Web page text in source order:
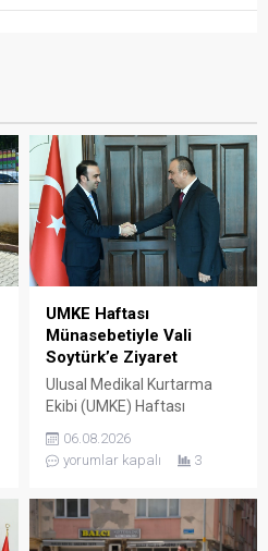
UMKE Haftası
Münasebetiyle Vali
Soytürk’e Ziyaret
Ulusal Medikal Kurtarma
Ekibi (UMKE) Haftası
Müdürü Uzm. Dr. Lütfi
Çağatay Onar, Sağlık
Mustafa Dönmez ve UMKE
çalışanları, Tekirdağ valisi
06.08.2026
yorumlar kapalı
3